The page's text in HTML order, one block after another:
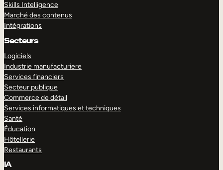
Skills Intelligence
Marché des contenus
Intégrations
Secteurs
Logiciels
Industrie manufacturiere
Services financiers
Secteur publique
Commerce de détail
Services informatiques et techniques
Santé
Éducation
Hôtellerie
Restaurants
IA